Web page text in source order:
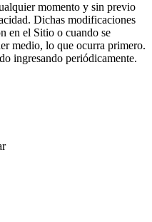
momento y sin previo
Dichas modificaciones
en el Sitio o cuando se
medio, lo que ocurra primero.
ingresando periódicamente.